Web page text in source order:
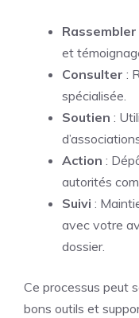
Rassembler
et
Consulter :
spécialisée.
Soutien :
Action :
autorités
Suivi :
avec votre
dossier.
Ce processus peut
bons outils et